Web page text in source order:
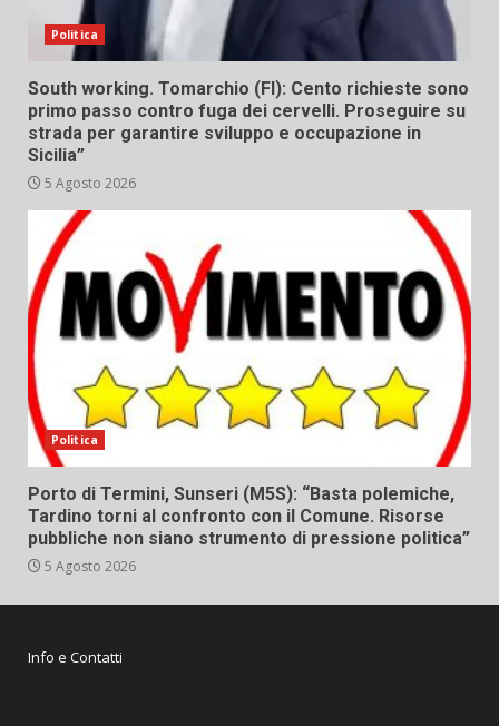
Politica
South working. Tomarchio (FI): Cento richieste sono
primo passo contro fuga dei cervelli. Proseguire su
strada per garantire sviluppo e occupazione in
Sicilia”
5 Agosto 2026
Politica
Porto di Termini, Sunseri (M5S): “Basta polemiche,
Tardino torni al confronto con il Comune. Risorse
pubbliche non siano strumento di pressione politica”
5 Agosto 2026
Info e Contatti